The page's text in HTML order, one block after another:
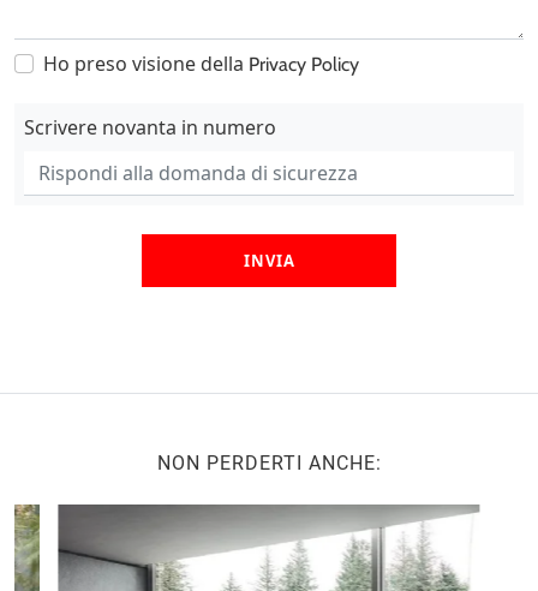
Ho preso visione della Privacy Policy
Scrivere novanta in numero
INVIA
NON PERDERTI ANCHE: